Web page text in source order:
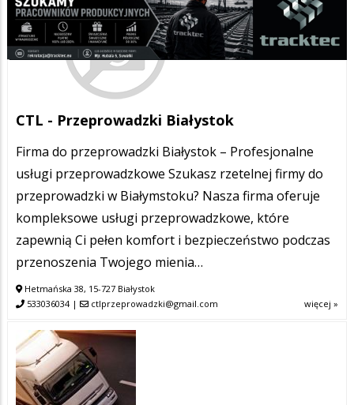
CTL - Przeprowadzki Białystok
Firma do przeprowadzki Białystok – Profesjonalne
usługi przeprowadzkowe Szukasz rzetelnej firmy do
przeprowadzki w Białymstoku? Nasza firma oferuje
kompleksowe usługi przeprowadzkowe, które
zapewnią Ci pełen komfort i bezpieczeństwo podczas
przenoszenia Twojego mienia…
Hetmańska 38, 15-727 Białystok
533036034| ctlprzeprowadzki@gmail.com więcej »